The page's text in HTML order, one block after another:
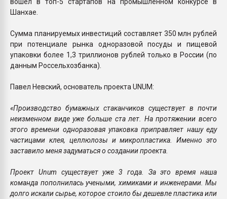
Шанхае.
Сумма планируемых инвестиций составляет 350 млн рублей
при потенциале рынка одноразовой посуды и пищевой
упаковки более 1,3 триллионов рублей только в России (по
данным Россельхозбанка).
Павел Невский, основатель проекта UNUM:
«Производство бумажных стаканчиков существует в почти
неизменном виде уже больше ста лет. На протяжении всего
этого времени одноразовая упаковка приправляет нашу еду
частицами клея, целлюлозы и микропластика. Именно это
заставило меня задуматься о создании проекта.
Проект Unum существует уже 3 года. За это время наша
команда пополнилась учеными, химиками и инженерами. Мы
долго искали сырье, которое стоило бы дешевле пластика или